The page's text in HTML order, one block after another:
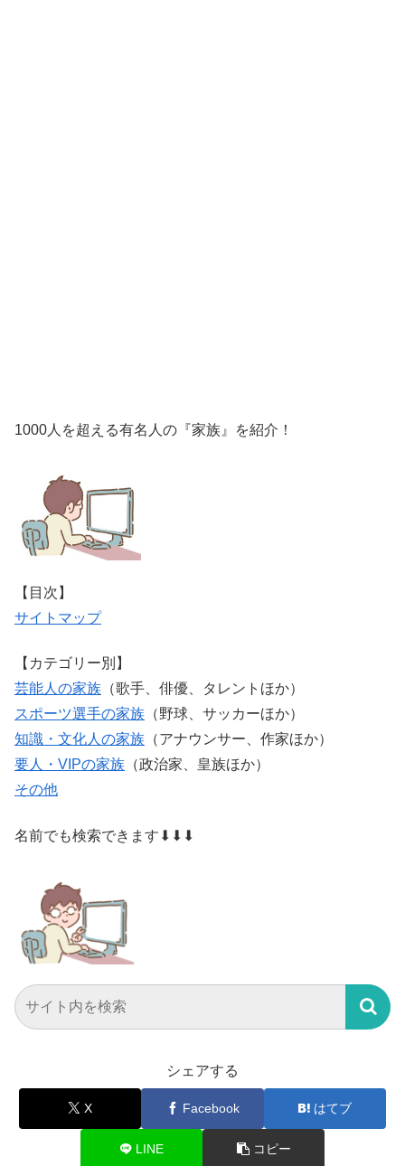
1000人を超える有名人の『家族』を紹介！
【目次】
サイトマップ
【カテゴリー別】
芸能人の家族 （歌手、俳優、タレントほか）
スポーツ選手の家族 （野球、サッカーほか）
知識・文化人の家族 （アナウンサー、作家ほか）
要人・VIPの家族 （政治家、皇族ほか）
その他
名前でも検索できます⬇⬇⬇
シェアする
X Facebook はてブ
LINE コピー